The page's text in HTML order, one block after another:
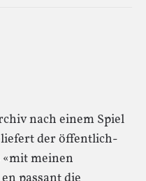
nach einem Spiel
der öffentlich-
meinen